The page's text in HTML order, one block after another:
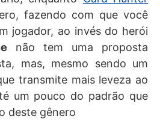
fazendo com que você
jogador, ao invés do herói
não tem uma proposta
mas, mesmo sendo um
transmite mais leveza ao
um pouco do padrão que
deste gênero